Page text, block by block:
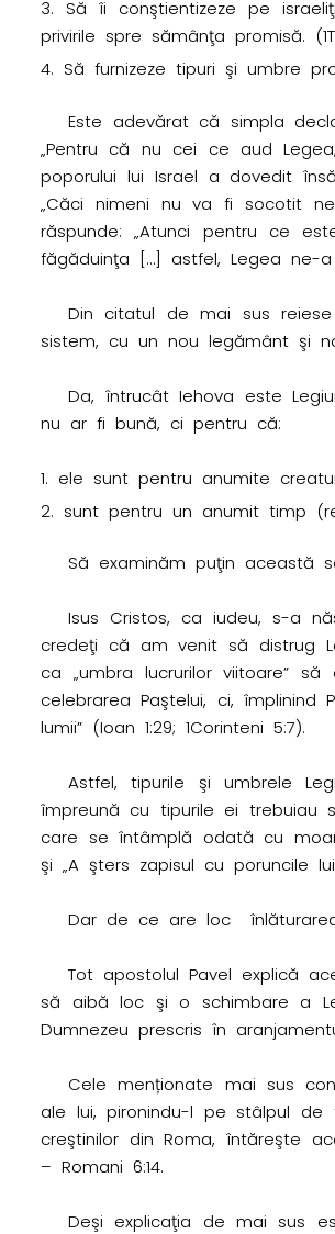
Să îi conştientizeze pe
privirile spre sămânţa promisă.
Să furnizeze tipuri şi umbre
Este adevărat că simpla
„Pentru că nu cei ce aud
poporului lui Israel a dovedit
„Căci nimeni nu va fi socotit
răspunde: „Atunci pentru ce
făgăduinţa […] astfel, Legea ne-
Din citatul de mai sus
sistem, cu un nou legământ şi
Da, întrucât Iehova este
nu ar fi bună, ci pentru că:
ele sunt pentru anumite
sunt pentru un anumit timp
Să examinăm puţin această
Isus Cristos, ca iudeu, s-a
credeţi că am venit să distrug
ca „umbra lucrurilor viitoare”
celebrarea Paştelui, ci,
lumii” (Ioan 1:29; 1Corinteni 5:7).
Astfel, tipurile şi umbrele
împreună cu tipurile ei trebuiau
care se întâmplă odată cu
şi „A şters zapisul cu poruncile
Dar de ce are loc
Tot apostolul Pavel explică
să aibă loc şi o schimbare a
Dumnezeu prescris în
Cele menționate mai sus
ale lui, pironindu-l pe stâlpul de
creştinilor din Roma, întăreşte
– Romani 6:14.
Deşi explicaţia de mai sus